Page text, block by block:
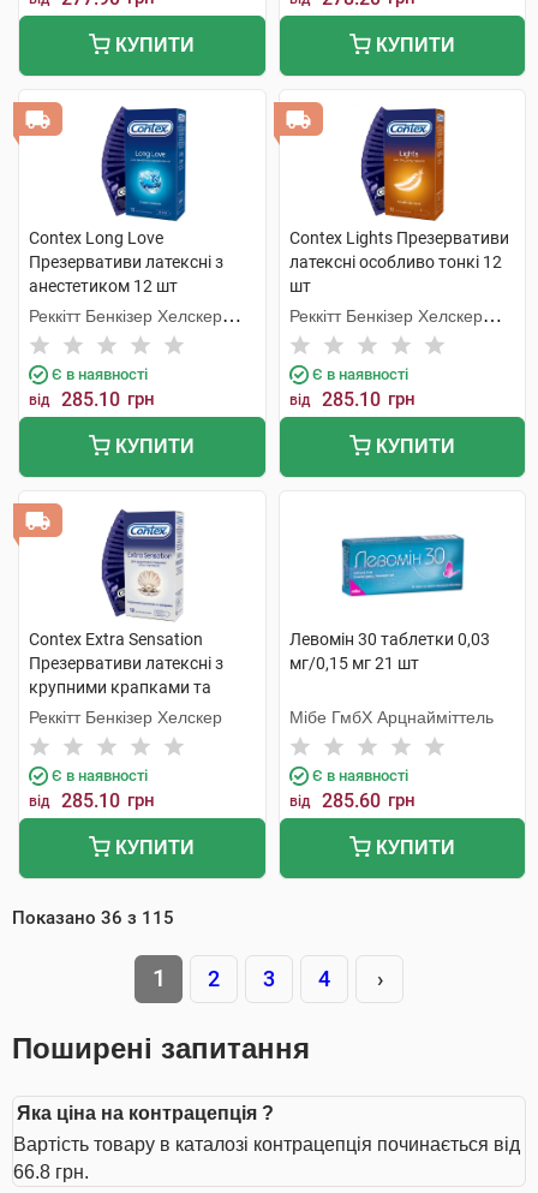
КУПИТИ КУПИТИ
Contex Long Love
Презервативи латексні з
анестетиком 12 шт
Реккітт Бенкізер Хелскер
Мануфектурінг
Є в наявності
від 285.10 грн
КУПИТИ
Contex Lights Презервативи
латексні особливо тонкі 12
шт
Реккітт Бенкізер Хелскер
Мануфектурінг
Є в наявності
від 285.10 грн
КУПИТИ
Contex Extra Sensation
Презервативи латексні з
крупними крапками та
ребрами 12 шт
Реккітт Бенкізер Хелскер
Є в наявності
від 285.10 грн
КУПИТИ
Левомін 30 таблетки 0,03
мг/0,15 мг 21 шт
Мібе ГмбХ Арцнайміттель
Є в наявності
від 285.60 грн
КУПИТИ
Показано 36 з 115
1 2 3 4 ›
Поширені запитання
Яка ціна на контрацепція ?
Вартість товару в каталозі контрацепція починається від
66.8 грн.